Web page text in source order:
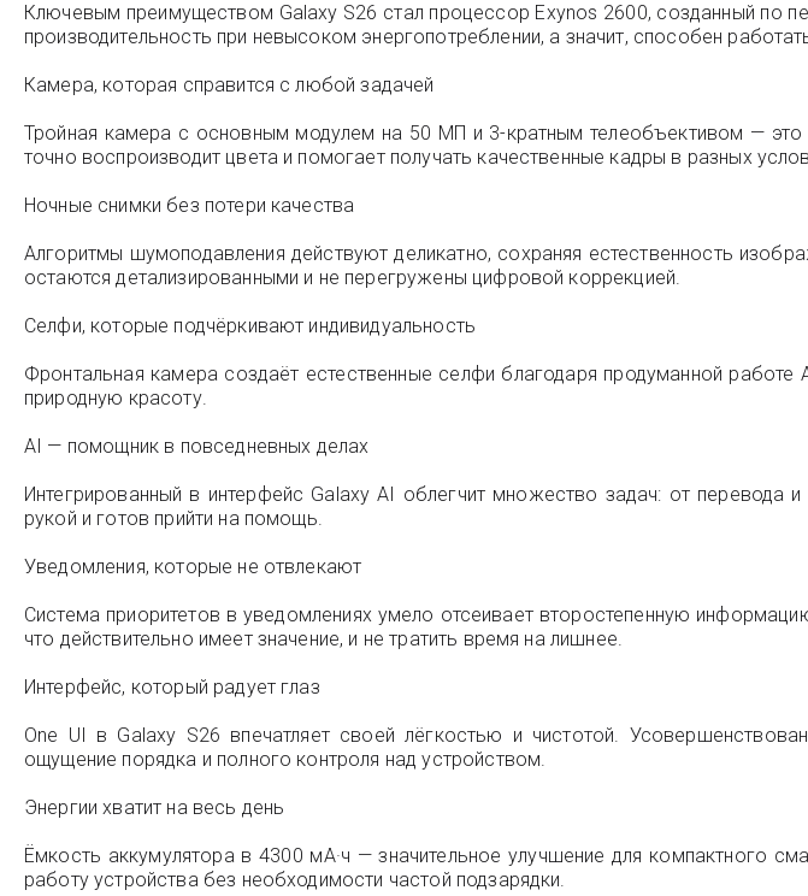
Ключевым преимуществом Galaxy S26 стал процессор Exynos 2600, созданный по
производительность при невысоком энергопотреблении, а значит, способен
Камера, которая справится с любой задачей
Тройная камера с основным модулем на 50 МП и 3-кратным телеобъективом — это
точно воспроизводит цвета и помогает получать качественные кадры в разных
Ночные снимки без потери качества
Алгоритмы шумоподавления действуют деликатно, сохраняя естественность
остаются детализированными и не перегружены цифровой коррекцией.
Селфи, которые подчёркивают индивидуальность
Фронтальная камера создаёт естественные селфи благодаря продуманной
природную красоту.
AI — помощник в повседневных делах
Интегрированный в интерфейс Galaxy AI облегчит множество задач: от
рукой и готов прийти на помощь.
Уведомления, которые не отвлекают
Система приоритетов в уведомлениях умело отсеивает второстепенную
что действительно имеет значение, и не тратить время на лишнее.
Интерфейс, который радует глаз
One UI в Galaxy S26 впечатляет своей лёгкостью и чистотой.
ощущение порядка и полного контроля над устройством.
Энергии хватит на весь день
Ёмкость аккумулятора в 4300 мА·ч — значительное улучшение для компактного
работу устройства без необходимости частой подзарядки.